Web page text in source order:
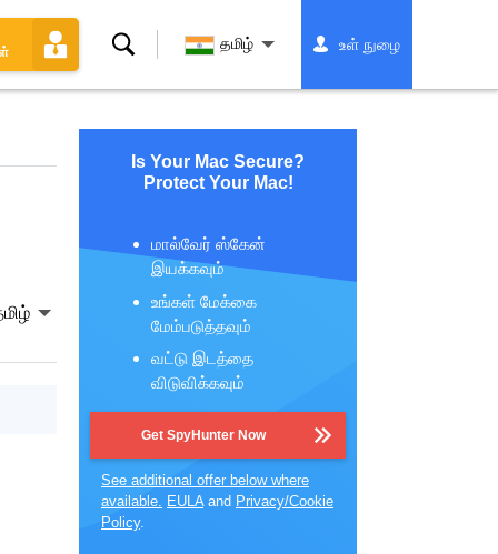
தேடல் தமிழ் உள் நுழை
Is Your Mac Secure?
Protect Your Mac!
மால்வேர் ஸ்கேன்
இயக்கவும்
உங்கள் மேக்கை
மேம்படுத்தவும்
வட்டு இடத்தை
விடுவிக்கவும்
Get SpyHunter Now
See additional offer below where
available. EULAand Privacy/Cookie
Policy.